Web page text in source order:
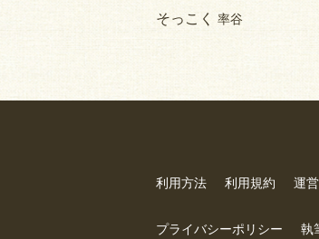
そっこく 率谷
利用方法 利用規約 運
プライバシーポリシー 執